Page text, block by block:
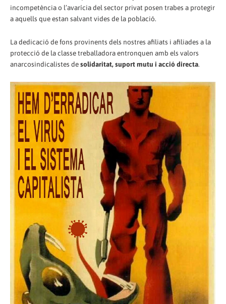
incompetència o l’avarícia del sector privat posen trabes a protegir
a aquells que estan salvant vides de la població.
La dedicació de fons provinents dels nostres afiliats i afiliades a la
protecció de la classe treballadora entronquen amb els valors
anarcosindicalistes desolidaritat, suport mutu i acció directa.